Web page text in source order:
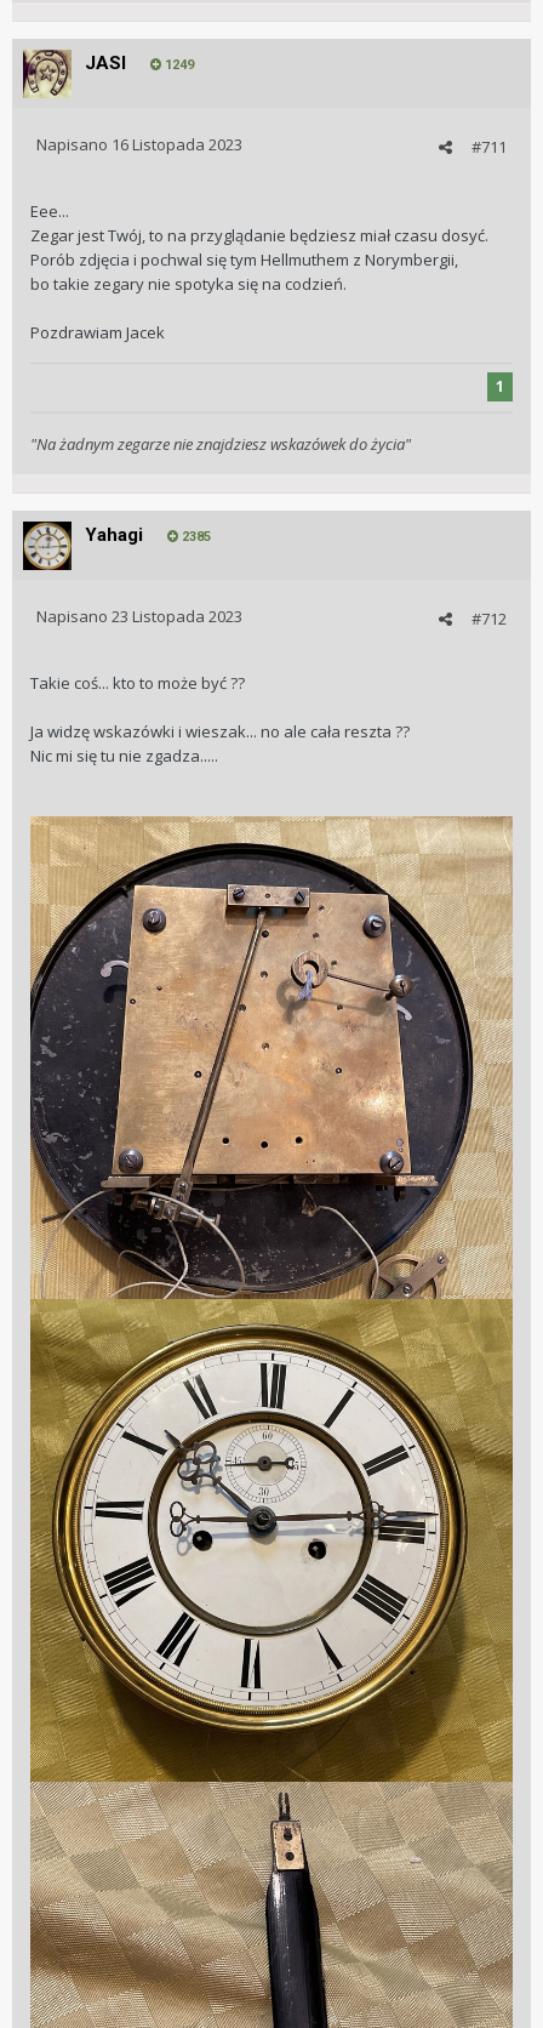
JASI 1249
#711
Napisano 16 Listopada 2023
Eee...
Zegar jest Twój, to na przyglądanie będziesz miał czasu dosyć.
Porób zdjęcia i pochwal się tym Hellmuthem z Norymbergii,
bo takie zegary nie spotyka się na codzień.
Pozdrawiam Jacek
1
"Na żadnym zegarze nie znajdziesz wskazówek do życia"
Yahagi 2385
#712
Napisano 23 Listopada 2023
Takie coś... kto to może być ??
Ja widzę wskazówki i wieszak... no ale cała reszta ??
Nic mi się tu nie zgadza.....